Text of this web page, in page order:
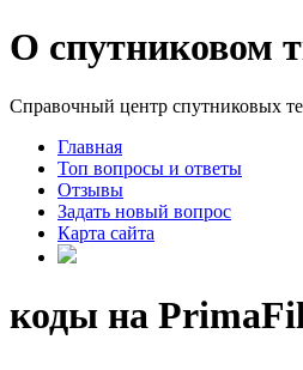
О спутниковом
Справочный центр спутниковых
Главная
Топ вопросы и ответы
Отзывы
Задать новый вопрос
Карта сайта
коды на